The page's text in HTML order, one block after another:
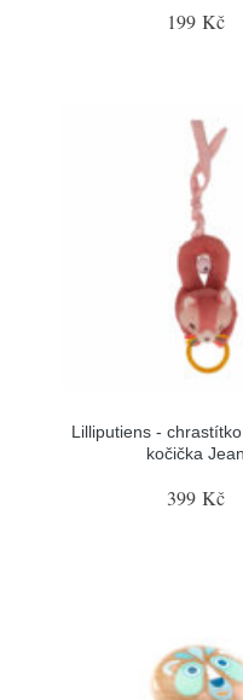
199 Kč
Lilliputiens -
kočička
399 Kč